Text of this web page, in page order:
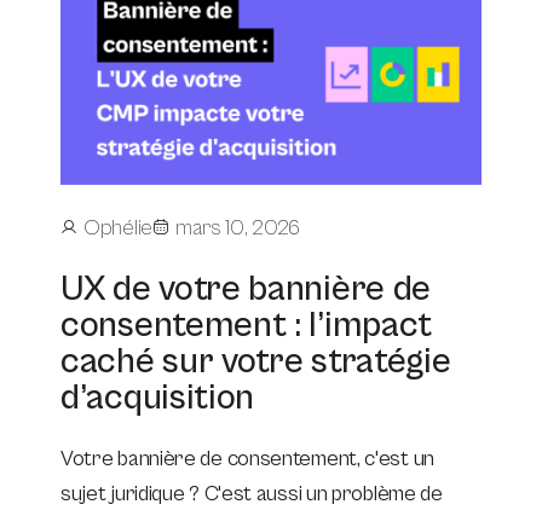
Ophélie mars 10, 2026
UX de votre bannière de
consentement : l’impact
caché sur votre stratégie
d’acquisition
Votre bannière de consentement, c'est un
sujet juridique ? C'est aussi un problème de